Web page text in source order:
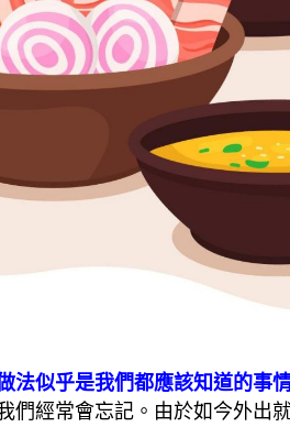
法似乎是我們都應該知道的事
們經常會忘記。由於如今外出